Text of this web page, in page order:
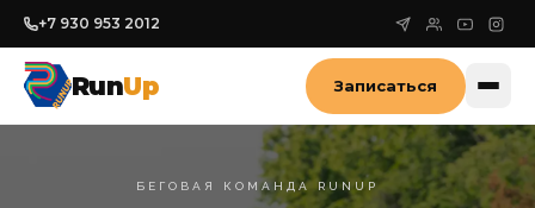
+7 930 953 2012
RunUp Записаться
БЕГОВАЯ КОМАНДА RUNUP